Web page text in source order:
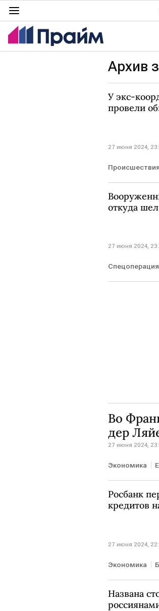
Архив
У экс-
провели
27 июня 2024,
Происшествия
откуда
27 июня 2024,
Во
дер
27 июня 2024,
Экономика
Росбанк
кредитов
27 июня 2024,
Экономика
Названа